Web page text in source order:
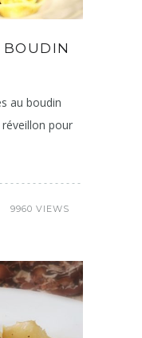
BOUDIN
au boudin
pour
9960 VIEWS